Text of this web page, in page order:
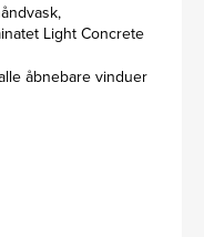
Light Concrete
åbnebare vinduer